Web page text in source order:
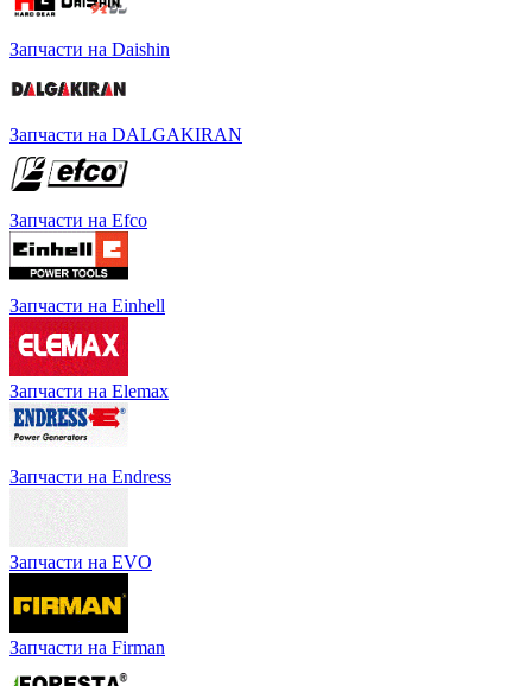
Запчасти на Daishin
Запчасти на DALGAKIRAN
Запчасти на Efco
Запчасти на Einhell
Запчасти на Elemax
Запчасти на Endress
Запчасти на EVO
Запчасти на Firman